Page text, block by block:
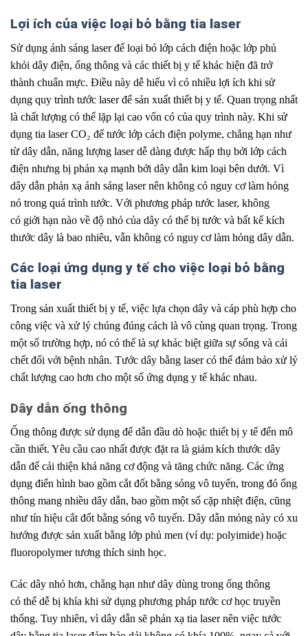
Lợi ích của việc loại bỏ bằng tia laser
Sử dụng ánh sáng laser để loại bỏ lớp cách điện hoặc lớp phủ
khỏi dây điện, ống thông và các thiết bị y tế khác hiện đã trở
thành chuẩn mực. Điều này dễ hiểu vì có nhiều lợi ích khi sử
dụng quy trình tước laser để sản xuất thiết bị y tế. Quan trọng nhất
là chất lượng có thể lặp lại cao vốn có của quy trình này. Khi sử
dụng tia laser CO₂ để tước lớp cách điện polyme, chẳng hạn như
từ dây dẫn, năng lượng laser dễ dàng được hấp thụ bởi lớp cách
điện nhưng bị phản xạ mạnh bởi dây dẫn kim loại bên dưới. Vì
dây dẫn phản xạ ánh sáng laser nên không có nguy cơ làm hỏng
nó trong quá trình tước. Với phương pháp tước laser, không
có giới hạn nào về độ nhỏ của dây có thể bị tước và bất kể kích
thước dây là bao nhiêu, vẫn không có nguy.cơ làm hỏng dây dẫn.
Các loại ứng dụng y tế cho việc loại bỏ bằng
tia laser
Trong sản xuất thiết bị y tế, việc lựa chọn dây và cáp phù hợp cho
công việc và xử lý chúng đúng cách là vô cùng quan trọng. Trong
một số trường hợp, nó có thể là sự khác biệt giữa sự sống và cái
chết đối với bệnh nhân. Tước dây bằng laser có thể đảm bảo xử lý
chất lượng cao hơn cho một số ứng dụng y tế khác nhau.
Dây dẫn ống thông
Ống thông được sử dụng để dẫn đầu dò hoặc thiết bị y tế đến mô
cần thiết. Yêu cầu cao nhất được đặt ra là giảm kích thước dây
dẫn để cải thiện khả năng cơ.động và tăng chức năng. Các ứng
dụng điển hình bao gồm cắt đốt bằng sóng vô tuyến, trong đó ống
thông mang nhiều dây dẫn, bao gồm một số cặp nhiệt điện, cũng
như tín hiệu cắt đốt bằng sóng vô tuyến. Dây dẫn mỏng này có xu
hướng được sản xuất bằng lớp phủ men (ví dụ: polyimide) hoặc
fluoropolymer tương thích sinh học.
Các dây nhỏ hơn, chẳng hạn như dây dùng trong ống thông
có thể dễ bị khía khi sử dụng phương pháp tước cơ học truyền
thống. Tuy nhiên, vì dây dẫn sẽ phản xạ tia laser nên việc tước